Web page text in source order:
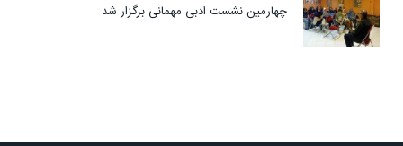
چهارمین نشست ادبی مهمانی برگزار شد